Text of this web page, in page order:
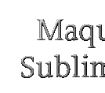
contenido